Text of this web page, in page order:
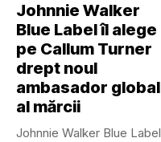
Johnnie Walker
Blue Label îl alege
pe Callum Turner
drept noul
ambasador global
al mărcii
Johnnie Walker Blue Label